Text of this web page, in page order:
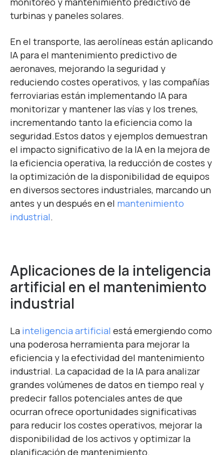
turbinas y paneles solares.
En el transporte, las aerolíneas están aplicando
IA para el mantenimiento predictivo de
aeronaves, mejorando la seguridad y
reduciendo costes operativos, y las compañías
ferroviarias están implementando IA para
monitorizar y mantener las vías y los trenes,
incrementando tanto la eficiencia como la
seguridad.Estos datos y ejemplos demuestran
el impacto significativo de la IA en la mejora de
la eficiencia operativa, la reducción de costes y
la optimización de la disponibilidad de equipos
en diversos sectores industriales, marcando un
antes y un después en el mantenimiento
industrial.
Aplicaciones de la inteligencia
artificial en el mantenimiento
industrial
La inteligencia artificial está emergiendo como
una poderosa herramienta para mejorar la
eficiencia y la efectividad del mantenimiento
industrial. La capacidad de la IA para analizar
grandes volúmenes de datos en tiempo real y
predecir fallos potenciales antes de que
ocurran ofrece oportunidades significativas
para reducir los costes operativos, mejorar la
disponibilidad de los activos y optimizar la
planificación de mantenimiento.